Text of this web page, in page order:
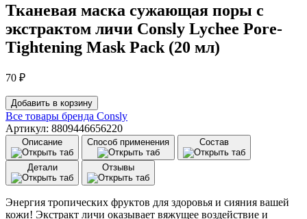
Тканевая маска сужающая поры с
экстрактом личи Consly Lychee Pore-
Tightening Mask Pack (20 мл)
70 ₽
Количество
товара
Тканевая
маска
сужающая
поры
экстрактом
личи
Consly
Добавить в корзину
Все товары бренда Consly
Артикул: 8809446656220
Описание Способ применения Состав
Детали Отзывы
Энергия тропических фруктов для здоровья и сияния вашей
кожи! Экстракт личи оказывает вяжущее воздействие и